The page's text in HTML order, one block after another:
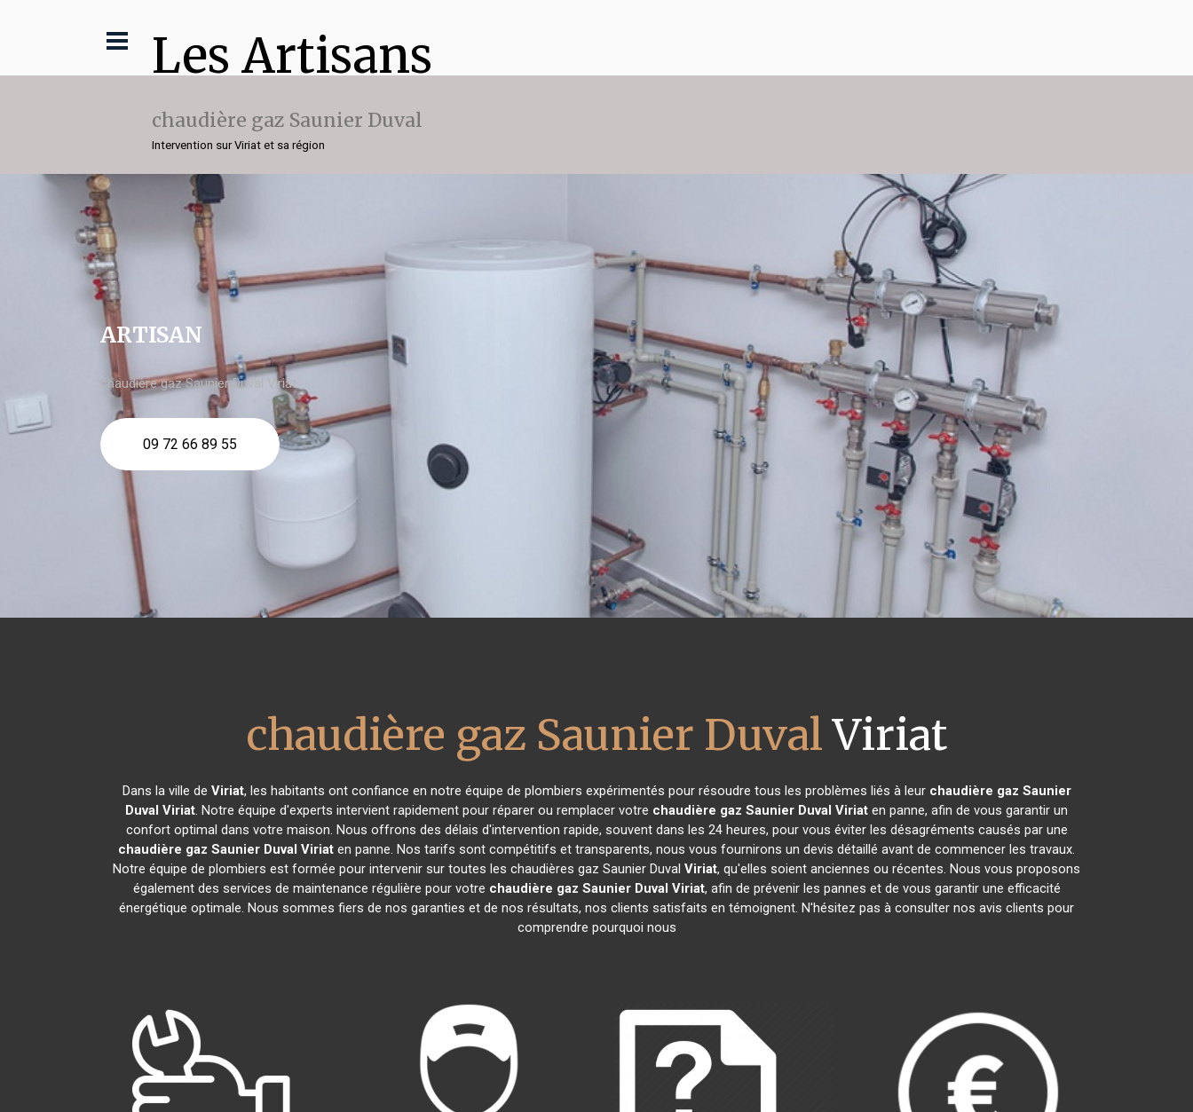
Les Artisans
chaudière gaz Saunier Duval
Intervention sur Viriat et sa région
ARTISAN
chaudière gaz Saunier Duval Viriat
09 72 66 89 55
chaudière gaz Saunier DuvalViriat
Dans la ville de Viriat, les habitants ont confiance en notre équipe de plombiers expérimentés pour résoudre tous les problèmes liés à leur chaudière gaz Saunier
Duval Viriat. Notre équipe d'experts intervient rapidement pour réparer ou remplacer votre chaudière gaz Saunier Duval Viriat en panne, afin de vous garantir un
confort optimal dans votre maison. Nous offrons des délais d'intervention rapide, souvent dans les 24 heures, pour vous éviter les désagréments causés par une
chaudière gaz Saunier Duval Viriat en panne. Nos tarifs sont compétitifs et transparents, nous vous fournirons un devis détaillé avant de commencer les travaux.
Notre équipe de plombiers est formée pour intervenir sur toutes les chaudières gaz Saunier Duval Viriat, qu'elles soient anciennes ou récentes. Nous vous proposons
également des services de maintenance régulière pour votre chaudière gaz Saunier Duval Viriat, afin de prévenir les pannes et de vous garantir une efficacité
énergétique optimale. Nous sommes fiers de nos garanties et de nos résultats, nos clients satisfaits en témoignent. N'hésitez pas à consulter nos avis clients pour
comprendre pourquoi nous